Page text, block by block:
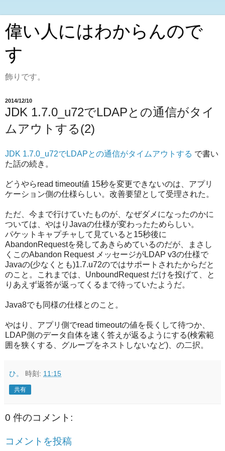
偉い人にはわからんので
す
飾りです。
2014/12/10
JDK 1.7.0_u72でLDAPとの通信がタイ
ムアウトする(2)
JDK 1.7.0_u72でLDAPとの通信がタイムアウトする で書い
た話の続き。
どうやらread timeout値 15秒を変更できないのは、アプリ
ケーション側の仕様らしい。改善要望として受理された。
ただ、今まで行けていたものが、なぜダメになったのかに
ついては、やはりJavaの仕様が変わったためらしい。
パケットキャプチャして見ていると15秒後に
AbandonRequestを発してあきらめているのだが、まさし
くこのAbandon Request メッセージがLDAP v3の仕様で
Javaの(少なくとも)1.7.u72のではサポートされたからだと
のこと。これまでは、UnboundRequest だけを投げて、と
りあえず返答が返ってくるまで待っていたようだ。
Java8でも同様の仕様とのこと。
やはり、アプリ側でread timeoutの値を長くして待つか、
LDAP側のデータ自体を速く答えが返るようにする(検索範
囲を狭くする、グループをネストしないなど)、の二択。
ひ。 時刻: 11:15
共有
0 件のコメント:
コメントを投稿